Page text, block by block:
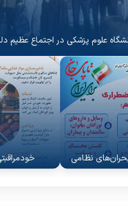
فیلم کوتاه تک فرزندی
علوم پزشکی در اجتماع عظیم
نظامی